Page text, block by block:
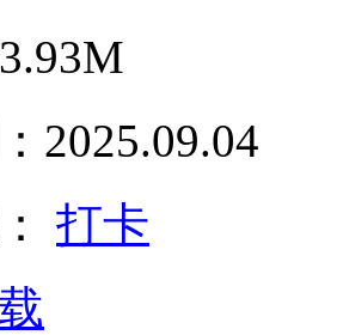
2025.09.04
打卡